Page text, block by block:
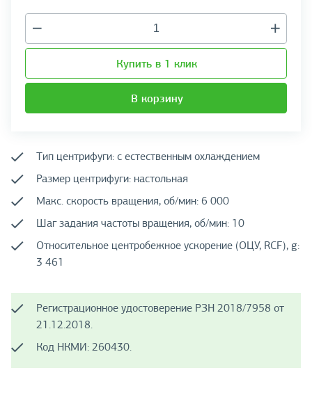
Купить в 1 клик
В корзину
Тип центрифуги: с естественным охлаждением
Размер центрифуги: настольная
Макс. скорость вращения, об/мин: 6 000
Шаг задания частоты вращения, об/мин: 10
Относительное центробежное ускорение (ОЦУ, RCF), g:
3 461
Регистрационное удостоверение РЗН 2018/7958 от
21.12.2018.
Код НКМИ: 260430.